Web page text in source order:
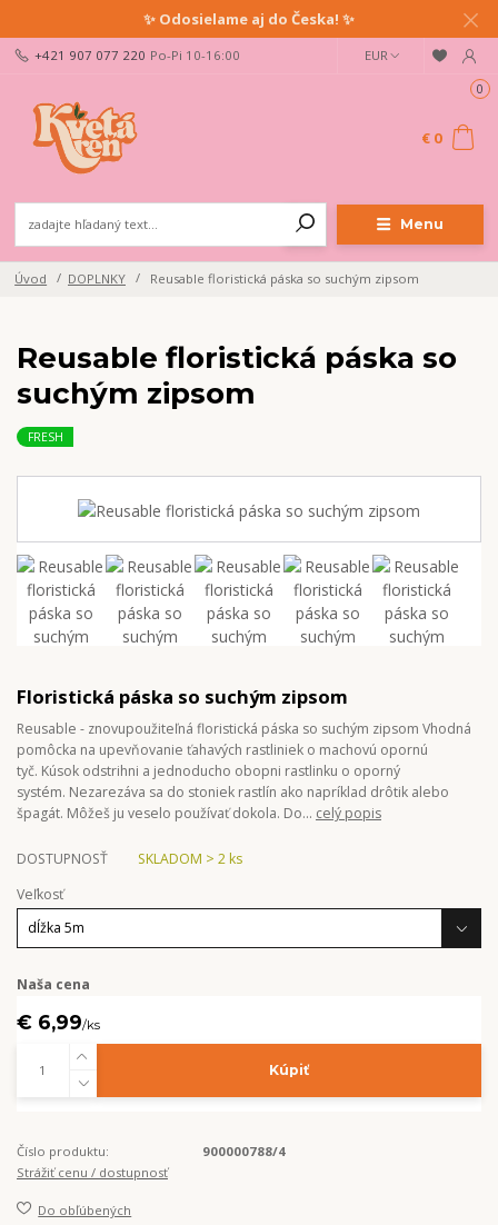
✨ Odosielame aj do Česka! ✨
Menu
EUR
+421 907 077 220 Po-Pi 10-16:00
0
€ 0
Úvod DOPLNKY Reusable floristická páska so suchým zipsom
Reusable floristická páska so
suchým zipsom
FRESH
Floristická páska so suchým zipsom
Reusable - znovupoužiteľná floristická páska so suchým zipsom Vhodná
pomôcka na upevňovanie ťahavých rastliniek o machovú opornú
tyč. Kúsok odstrihni a jednoducho obopni rastlinku o oporný
systém. Nezarezáva sa do stoniek rastlín ako napríklad drôtik alebo
špagát. Môžeš ju veselo používať dokola. Do... celý popis
DOSTUPNOSŤ
SKLADOM > 2 ks
Veľkosť
Naša cena
€ 6,99/ks
Kúpiť
Číslo produktu:
900000788/4
Strážiť cenu / dostupnosť
Do obľúbených